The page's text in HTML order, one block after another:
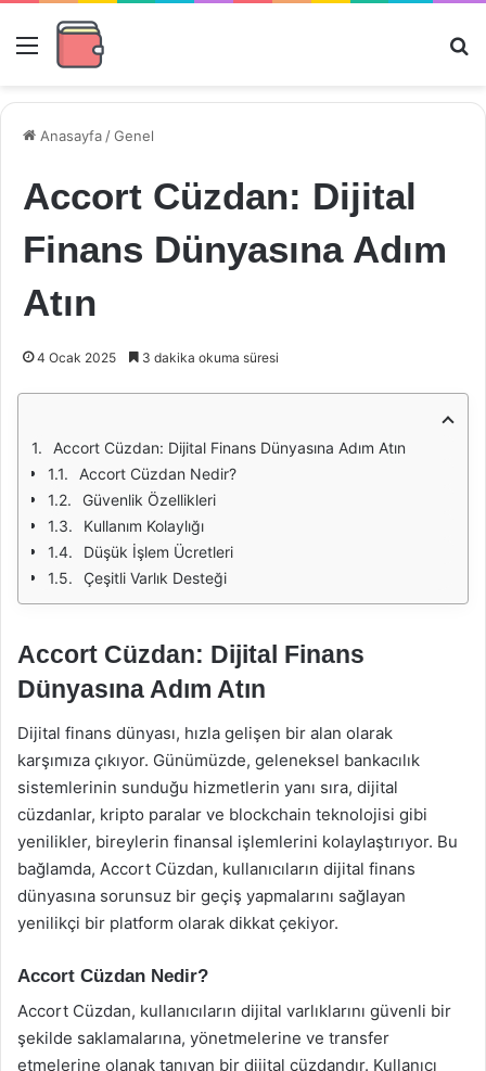
Menü
Anasayfa /Genel
Accort Cüzdan: Dijital
Finans Dünyasına Adım
Atın
4 Ocak 2025 3 dakika okuma süresi
Accort Cüzdan: Dijital Finans Dünyasına Adım Atın
Accort Cüzdan Nedir?
Güvenlik Özellikleri
Kullanım Kolaylığı
Düşük İşlem Ücretleri
Çeşitli Varlık Desteği
Accort Cüzdan: Dijital Finans
Dünyasına Adım Atın
Dijital finans dünyası, hızla gelişen bir alan olarak
karşımıza çıkıyor. Günümüzde, geleneksel bankacılık
sistemlerinin sunduğu hizmetlerin yanı sıra, dijital
cüzdanlar, kripto paralar ve blockchain teknolojisi gibi
yenilikler, bireylerin finansal işlemlerini kolaylaştırıyor. Bu
bağlamda, Accort Cüzdan, kullanıcıların dijital finans
dünyasına sorunsuz bir geçiş yapmalarını sağlayan
yenilikçi bir platform olarak dikkat çekiyor.
Accort Cüzdan Nedir?
Accort Cüzdan, kullanıcıların dijital varlıklarını güvenli bir
şekilde saklamalarına, yönetmelerine ve transfer
etmelerine olanak tanıyan bir dijital cüzdandır. Kullanıcı